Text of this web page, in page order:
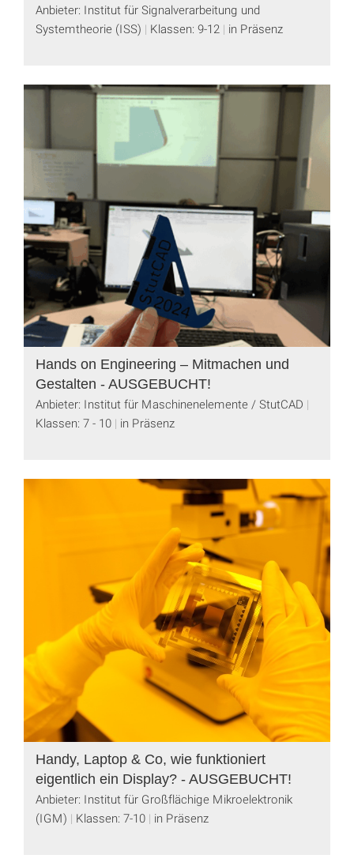
Anbieter: Institut für Signalverarbeitung und
Systemtheorie (ISS)
Klassen: 9-12 in Präsenz
Hands on Engineering – Mitmachen und
Gestalten - AUSGEBUCHT!
Anbieter: Institut für Maschinenelemente / StutCAD
Klassen: 7 - 10 in Präsenz
Handy, Laptop & Co, wie funktioniert
eigentlich ein Display? - AUSGEBUCHT!
Anbieter: Institut für Großflächige Mikroelektronik
(IGM)
Klassen: 7-10 in Präsenz